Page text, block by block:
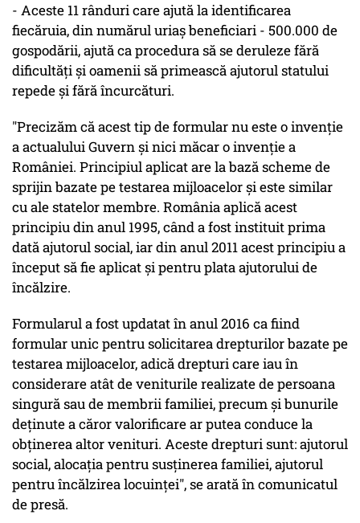
- Aceste 11 rânduri care ajută la identificarea
fiecăruia, din numărul uriaș beneficiari - 500.000 de
gospodării, ajută ca procedura să se deruleze fără
dificultăți și oamenii să primească ajutorul statului
repede și fără încurcături.
"Precizăm că acest tip de formular nu este o invenție
a actualului Guvern și nici măcar o invenție a
României. Principiul aplicat are la bază scheme de
sprijin bazate pe testarea mijloacelor și este similar
cu ale statelor membre. România aplică acest
principiu din anul 1995, când a fost instituit prima
dată ajutorul social, iar din anul 2011 acest principiu a
început să fie aplicat și pentru plata ajutorului de
încălzire.
Formularul a fost updatat în anul 2016 ca fiind
formular unic pentru solicitarea drepturilor bazate pe
testarea mijloacelor, adică drepturi care iau în
considerare atât de veniturile realizate de persoana
singură sau de membrii familiei, precum și bunurile
deținute a căror valorificare ar putea conduce la
obținerea altor venituri. Aceste drepturi sunt: ajutorul
social, alocația pentru susținerea familiei, ajutorul
pentru încălzirea locuinței", se arată în comunicatul
de presă.